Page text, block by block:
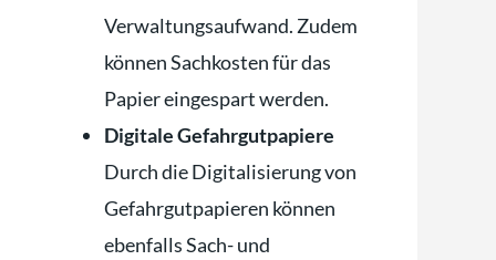
Verwaltungsaufwand. Zudem
können Sachkosten für das
Papier eingespart werden.
Digitale Gefahrgutpapiere
Durch die Digitalisierung von
Gefahrgutpapieren können
ebenfalls Sach- und